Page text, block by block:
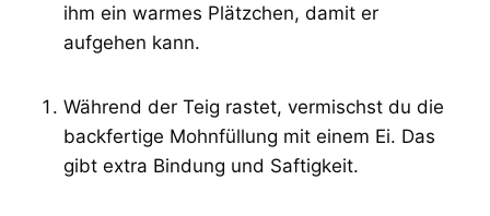
ihm ein warmes Plätzchen, damit er
aufgehen kann.
Während der Teig rastet, vermischst du die
backfertige Mohnfüllung mit einem Ei. Das
gibt extra Bindung und Saftigkeit.